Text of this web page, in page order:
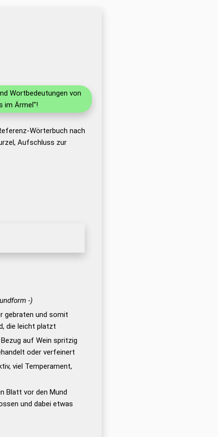
Wortbedeutungen von
im Ärmel"!
Wörterbuch nach
Aufschluss zur
-)
gebraten und somit
die leicht platzt
auf Wein spritzig
oder verfeinert
viel Temperament,
Blatt vor den Mund
und dabei etwas